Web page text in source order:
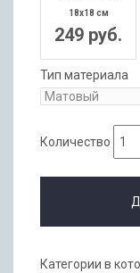
18x18 см
249 руб.
Тип материала
Количество
Категории в